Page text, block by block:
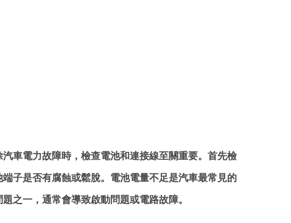
汽車電力故障時，檢查電池和連接線至關重要。首先檢
端子是否有腐蝕或鬆脫。電池電量不足是汽車最常見的
題之一，通常會導致啟動問題或電路故障。